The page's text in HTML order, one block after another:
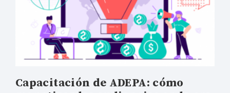
Capacitación de ADEPA: cómo